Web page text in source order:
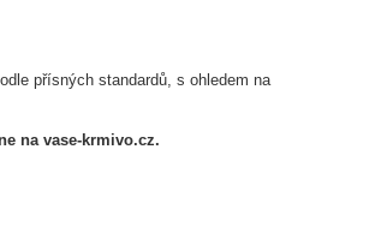
přísných standardů, s ohledem na
na vase-krmivo.cz.